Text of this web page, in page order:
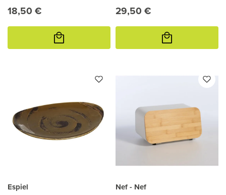
18,50 €
Προσθήκη
καλάθι
29,50 €
Προσθήκη
καλάθι
Espiel Nef - Nef